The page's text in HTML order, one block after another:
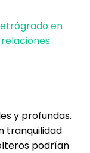
en
y profundas.
tranquilidad
podrían